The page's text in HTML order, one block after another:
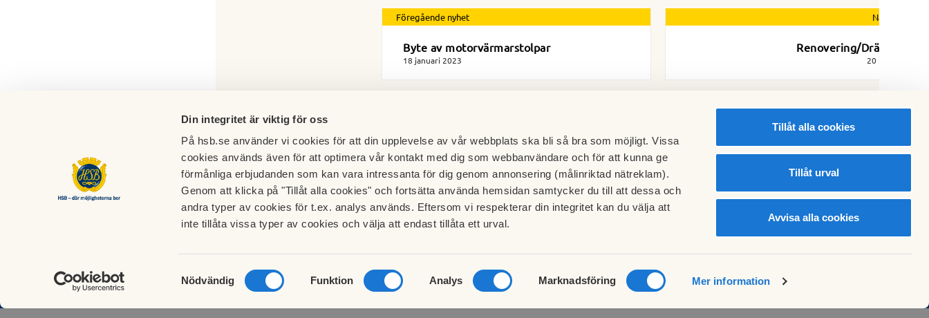
Din integritet är viktig för oss
På hsb.se använder vi cookies för att din upplevelse av vår webbplats ska bli så bra som möjligt. Vissa
cookies används även för att optimera vår kontakt med dig som webbanvändare och för att kunna ge
förmånliga erbjudanden som kan vara intressanta för dig genom annonsering (målinriktad nätreklam).
Genom att klicka på "Tillåt alla cookies" och fortsätta använda hemsidan samtycker du till att dessa och
andra typer av cookies för t.ex. analys används. Eftersom vi respekterar din integritet kan du välja att
inte tillåta vissa typer av cookies och välja att endast tillåta ett urval.
Samtyckesval
Nödvändig Funktion Analys Marknadsföring Mer information
Tillåt alla cookies
Tillåt urval
Avvisa alla cookies
Föregående nyhet
Byte av motorvärmarstolpar
18 januari 2023
Nästa nyhet
Renovering/Dränering
20 maj 2024
BRF Bergbacka i Storuman
Cookieinställningar
Redigera hemsida